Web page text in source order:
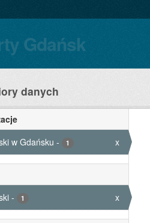
Gdańsk
danych
w Gdańsku - 1 x
- 1 x